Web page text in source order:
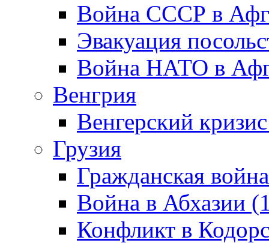
Война СССР в
Эвакуация
Война НАТО в
Венгрия
Венгерский
Грузия
Гражданская
Война в Абхазии
Конфликт в